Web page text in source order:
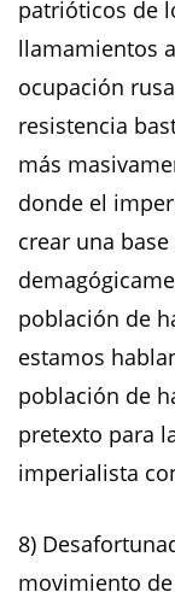
patrióticos de
llamamientos
ocupación
resistencia
más
donde el
crear una
población de
estamos
población de
pretexto para
imperialista
8)
movimiento